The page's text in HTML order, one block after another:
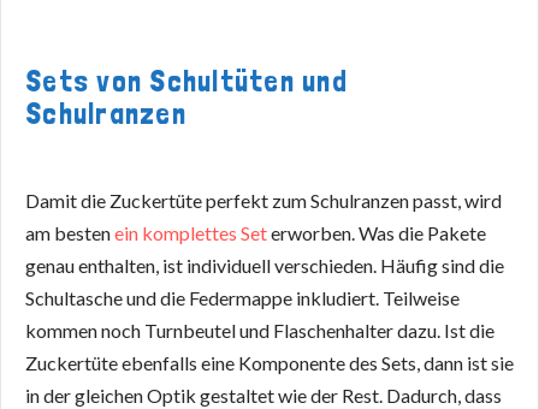
Sets von Schultüten und
Schulranzen
Damit die Zuckertüte perfekt zum Schulranzen passt, wird
am bestenein komplettes Seterworben. Was die Pakete
genau enthalten, ist individuell verschieden. Häufig sind die
Schultasche und die Federmappe inkludiert. Teilweise
kommen noch Turnbeutel und Flaschenhalter dazu. Ist die
Zuckertüte ebenfalls eine Komponente des Sets, dann ist sie
in der gleichen Optik gestaltet wie der Rest. Dadurch, dass